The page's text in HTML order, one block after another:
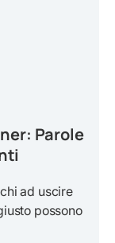
Parole
ad uscire
possono